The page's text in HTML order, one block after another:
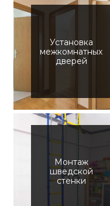
Установка
межкомнатных
дверей
Монтаж
шведской
стенки